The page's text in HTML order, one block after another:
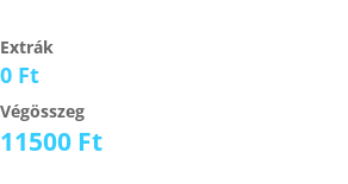
Extrák
0 Ft
Végösszeg
11500 Ft